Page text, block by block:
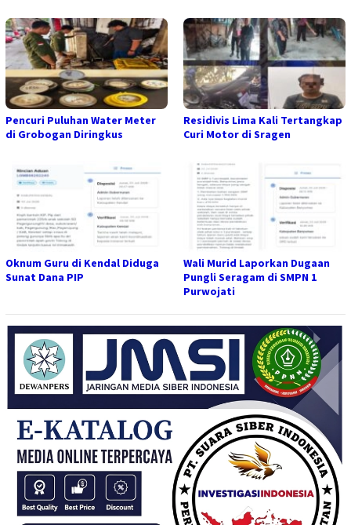
Pencuri Puluhan Water Meter
di Grobogan Diringkus
Residivis Lima Kali Tertangkap
Curi Motor di Sragen
Oknum Guru di Kendal Diduga
Sunat Dana PIP
Wali Murid Laporkan Dugaan
Pungli Seragam di SMPN 1
Purwojati